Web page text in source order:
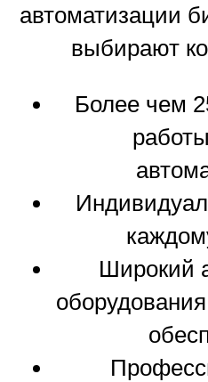
автоматизации
выбирают
Более чем
Широкий